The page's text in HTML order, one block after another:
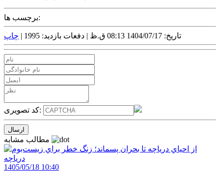
برچسب ها:
تاریخ: 1404/07/17 08:13 ق.ظ | دفعات بازدید: 1995 | چاپ
کد تصویری:
1405/05/18 10:40